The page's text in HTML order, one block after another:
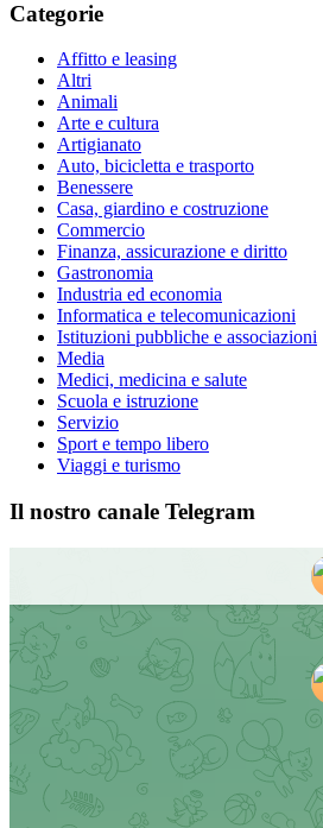
primaria
questo
sito
Categorie
Affitto e leasing
Altri
Animali
Arte e cultura
Artigianato
Auto, bicicletta e trasporto
Benessere
Casa, giardino e costruzione
Commercio
Finanza, assicurazione e diritto
Gastronomia
Industria ed economia
Informatica e telecomunicazioni
Istituzioni pubbliche e associazioni
Media
Medici, medicina e salute
Scuola e istruzione
Servizio
Sport e tempo libero
Viaggi e turismo
Il nostro canale Telegram